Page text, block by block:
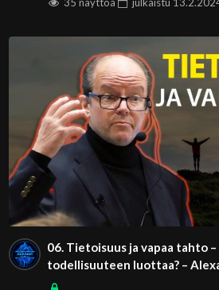
35 näyttöä julkaistu
06. Tietoisuus ja vapaa tahto
todellisuuteen luottaa? –